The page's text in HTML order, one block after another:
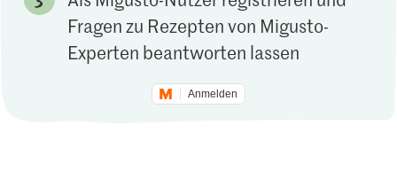
Fragen zu Rezepten von Migusto-
Experten beantworten lassen
Anmelden